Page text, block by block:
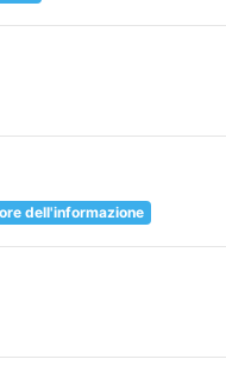
dell'informazione